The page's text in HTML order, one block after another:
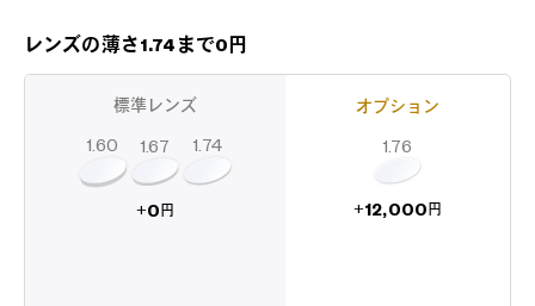
レンズの薄さ1.74まで0円
標準レンズ
1.60 1.67 1.74
+0 円
オプション
1.76
+12,000 円